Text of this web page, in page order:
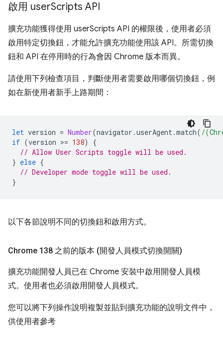
啟用 userScripts API
擴充功能獲得使用 userScripts API 的權限後，使用者必須
啟用特定切換鈕，才能允許擴充功能使用該 API。所需切換
鈕和 API 在停用時的行為會因 Chrome 版本而異。
請使用下列檢查項目，判斷使用者需要啟用哪個切換鈕，例
如在新使用者新手上路期間：
let version = Number(navigator .userAgent.match( /
if (version >= 138)
{
// Allow User Scripts toggle will be used.
} else {
// Developer mode toggle will be used.
}
以下各節說明不同的切換鈕和啟用方式。
Chrome 138 之前的版本 (開發人員模式切換開關)
擴充功能開發人員已在 Chrome 安裝中啟用開發人員模
式。使用者也必須啟用開發人員模式。
您可以將下列操作說明複製並貼到擴充功能的說明文件中，
供使用者參考